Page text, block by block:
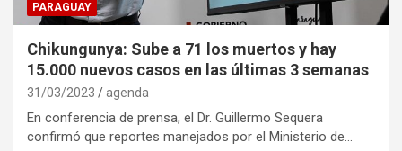
PARAGUAY
Chikungunya: Sube a 71 los muertos y hay
15.000 nuevos casos en las últimas 3 semanas
31/03/2023 agenda
En conferencia de prensa, el Dr. Guillermo Sequera
confirmó que reportes manejados por el Ministerio de…